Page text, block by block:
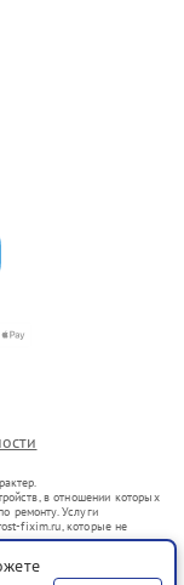
в отношении которых
ремонту. Услуги
fixim.ru, которые не
представителями.
оборот в соответствии